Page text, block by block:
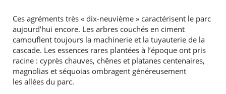
Ces agréments très « dix-neuvième » caractérisent le parc
aujourd’hui encore. Les arbres couchés en ciment
camouflent toujours la machinerie et la tuyauterie de la
cascade. Les essences rares plantées à l’époque ont pris
racine : cyprès chauves, chênes et platanes centenaires,
magnolias et séquoias ombragent généreusement
les allées du parc.